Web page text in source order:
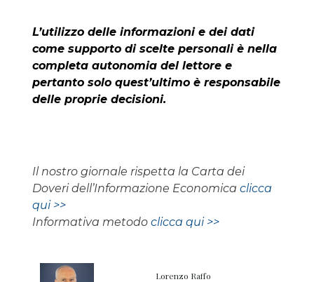
L’utilizzo delle informazioni e dei dati
come supporto di scelte personali è nella
completa autonomia del lettore e
pertanto solo quest’ultimo è responsabile
delle proprie decisioni.
Il nostro giornale rispetta la Carta dei
Doveri dell’Informazione Economica clicca
qui >>
Informativa metodo clicca qui >>
Lorenzo Raffo